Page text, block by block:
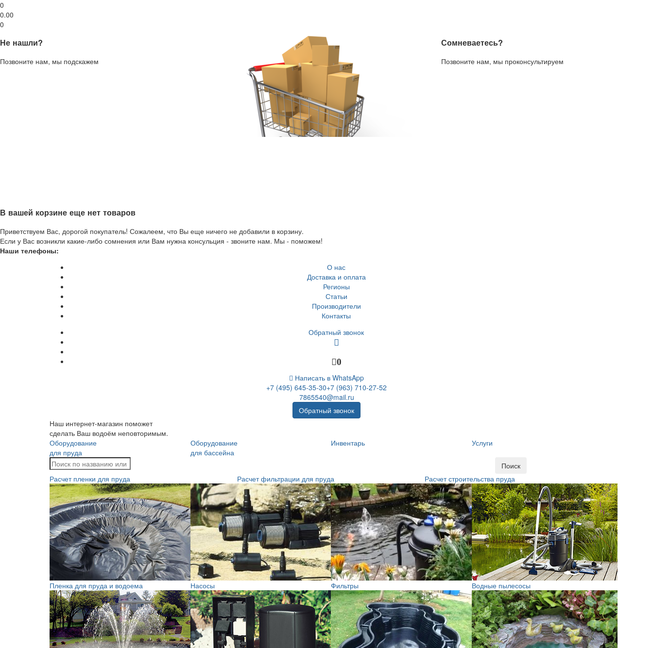
0
0.00
0
Не нашли?
Позвоните нам, мы подскажем
Сомневаетесь?
Позвоните нам, мы проконсультируем
В вашей корзине еще нет товаров
Приветствуем Вас, дорогой покупатель! Сожалеем, что Вы еще ничего не добавили в корзину.
Если у Вас возникли какие-либо сомнения или Вам нужна консульция - звоните нам. Мы - поможем!
Наши телефоны:
О нас
Доставка и оплата
Регионы
Статьи
Производители
Контакты
Обратный звонок
0
Написать в WhatsApp
+7 (495) 645-35-30+7 (963) 710-27-52
7865540@mail.ru
Обратный звонок
Наш интернет-магазин поможет
сделать Ваш водоём неповторимым.
Оборудование
для пруда
Оборудование
для бассейна
Инвентарь Услуги
Поиск
Расчет пленки для пруда
Расчет фильтрации для пруда Расчет строительства пруда
Пленка для пруда и водоема Насосы Фильтры Водные пылесосы